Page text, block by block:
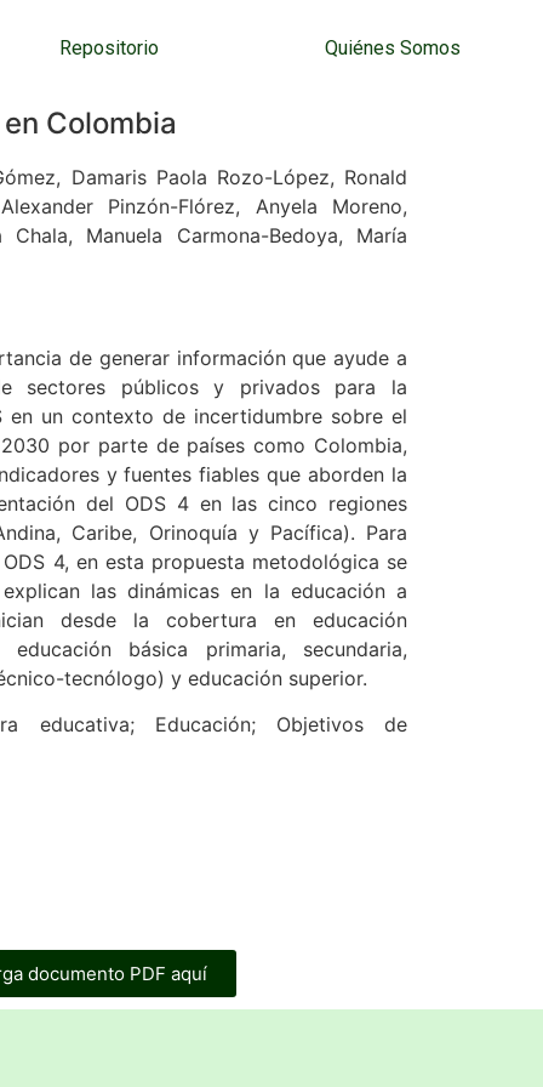
Repositorio Quiénes Somos
Colombia
Damaris Paola Rozo-López, Ronald
Pinzón-Flórez, Anyela Moreno,
Manuela Carmona-Bedoya, María
de generar información que ayude a
sectores públicos y privados para la
en un contexto de incertidumbre sobre el
por parte de países como Colombia,
y fuentes fiables que aborden la
del ODS 4 en las cinco regiones
Caribe, Orinoquía y Pacífica). Para
4, en esta propuesta metodológica se
las dinámicas en la educación a
desde la cobertura en educación
básica primaria, secundaria,
tecnólogo) y educación superior.
educativa; Educación; Objetivos de
documento PDF aquí